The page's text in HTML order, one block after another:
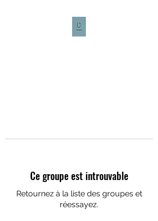
Ce groupe est introuvable
Retournez à la liste des groupes et
réessayez.